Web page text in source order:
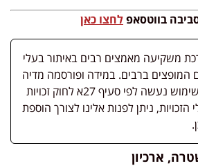
בווטסאפלחצו כאן
משקיעה מאמצים רבים באיתור בעלי
המופצים ברבים. במידה ופורסמה מדיה
שבעליה אינו ידוע, השימוש נעשה לפי סעיף 27א לחוק זכויות
ניתן לפנות אלינו לצורך הוספת
ארכיון